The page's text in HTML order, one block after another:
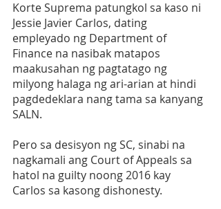
Korte Suprema patungkol sa kaso ni
Jessie Javier Carlos, dating
empleyado ng Department of
Finance na nasibak matapos
maakusahan ng pagtatago ng
milyong halaga ng ari-arian at hindi
pagdedeklara nang tama sa kanyang
SALN.
Pero sa desisyon ng SC, sinabi na
nagkamali ang Court of Appeals sa
hatol na guilty noong 2016 kay
Carlos sa kasong dishonesty.